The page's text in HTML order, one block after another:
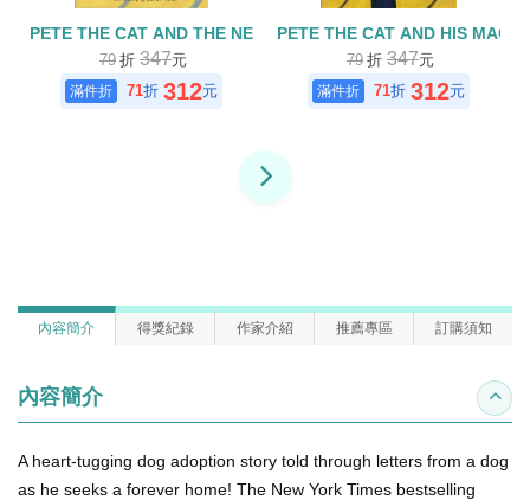
PETE THE CAT AND THE NEW GUY
79 折 347元
71折 312元
PETE THE CAT AND HIS
79 折 347元
71折 312元
內容簡介 得獎紀錄 作家介紹 推薦專區 訂購須知
內容簡介 收合
A heart-tugging dog adoption story told through letters from a dog
as he seeks a forever home! The New York Times bestselling